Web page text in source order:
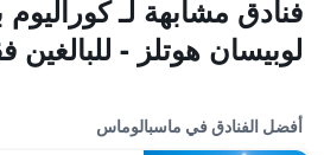
فنادق مشابهة لـ
لوبيسان هوتلز - للبالغين
أفضل الفنادق في ماسبالوماس